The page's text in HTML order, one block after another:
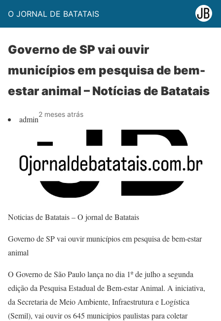
O JORNAL DE BATATAIS
Governo de SP vai ouvir
municípios em pesquisa de bem-
estar animal – Notícias de Batatais
admin2 meses atrás
Noticias de Batatais – O jornal de Batatais
Governo de SP vai ouvir municípios em pesquisa de bem-estar
animal
O Governo de São Paulo lança no dia 1º de julho a segunda
edição da Pesquisa Estadual de Bem-estar Animal. A iniciativa,
da Secretaria de Meio Ambiente, Infraestrutura e Logística
(Semil), vai ouvir os 645 municípios paulistas para coletar